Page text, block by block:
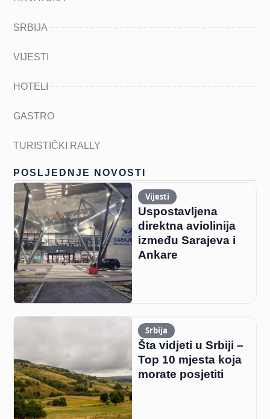
SRBIJA
VIJESTI
HOTELI
GASTRO
TURISTIČKI RALLY
POSLJEDNJE NOVOSTI
Vijesti
Uspostavljena
direktna aviolinija
između Sarajeva i
Ankare
Srbija
Šta vidjeti u Srbiji –
Top 10 mjesta koja
morate posjetiti